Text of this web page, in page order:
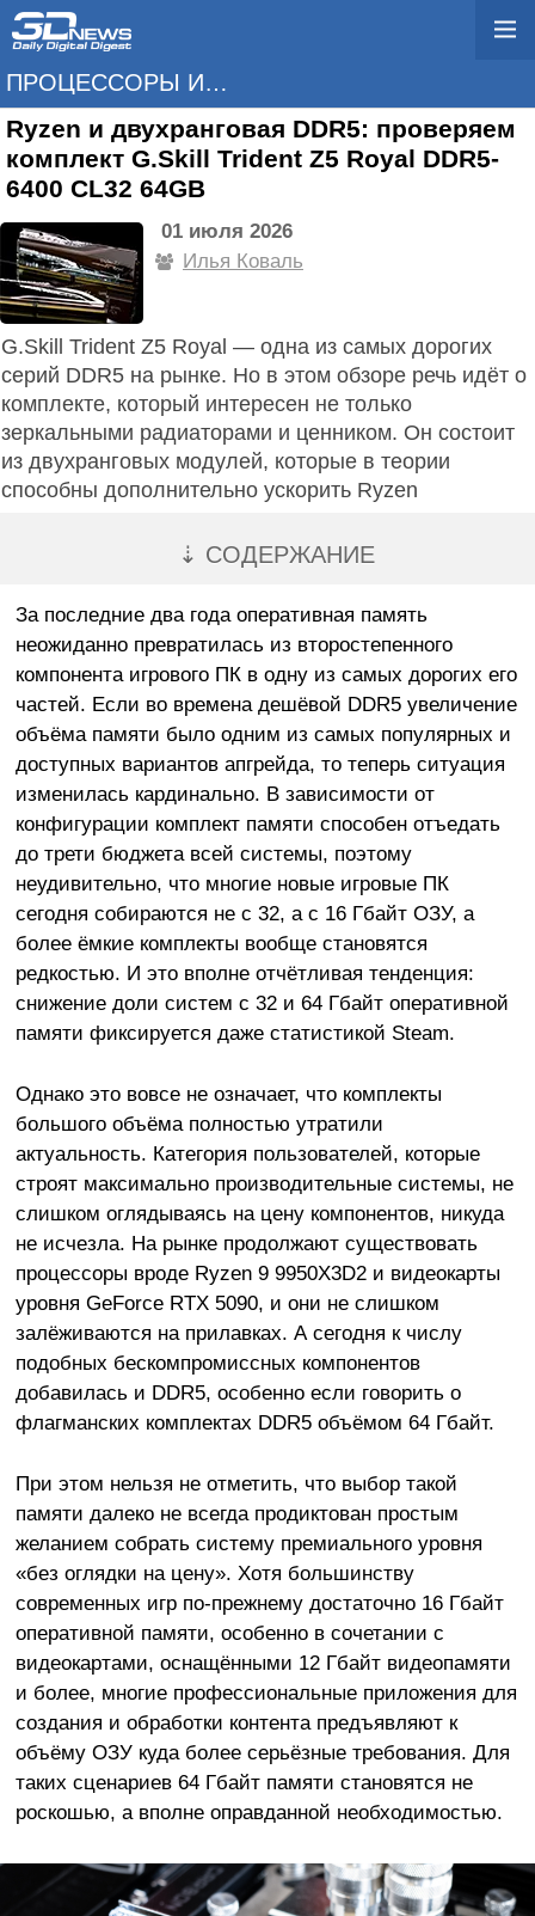
ПРОЦЕССОРЫ И ПАМЯТЬ
Ryzen и двухранговая DDR5: проверяем
комплект G.Skill Trident Z5 Royal DDR5-
6400 CL32 64GB
01 июля 2026
Илья Коваль
G.Skill Trident Z5 Royal — одна из самых дорогих
серий DDR5 на рынке. Но в этом обзоре речь идёт о
комплекте, который интересен не только
зеркальными радиаторами и ценником. Он состоит
из двухранговых модулей, которые в теории
способны дополнительно ускорить Ryzen
⇣ СОДЕРЖАНИЕ
За последние два года оперативная память
неожиданно превратилась из второстепенного
компонента игрового ПК в одну из самых дорогих его
частей. Если во времена дешёвой DDR5 увеличение
объёма памяти было одним из самых популярных и
доступных вариантов апгрейда, то теперь ситуация
изменилась кардинально. В зависимости от
конфигурации комплект памяти способен отъедать
до трети бюджета всей системы, поэтому
неудивительно, что многие новые игровые ПК
сегодня собираются не с 32, а с 16 Гбайт ОЗУ, а
более ёмкие комплекты вообще становятся
редкостью. И это вполне отчётливая тенденция:
снижение доли систем с 32 и 64 Гбайт оперативной
памяти фиксируется даже статистикой Steam.
Однако это вовсе не означает, что комплекты
большого объёма полностью утратили
актуальность. Категория пользователей, которые
строят максимально производительные системы, не
слишком оглядываясь на цену компонентов, никуда
не исчезла. На рынке продолжают существовать
процессоры вроде Ryzen 9 9950X3D2 и видеокарты
уровня GeForce RTX 5090, и они не слишком
залёживаются на прилавках. А сегодня к числу
подобных бескомпромиссных компонентов
добавилась и DDR5, особенно если говорить о
флагманских комплектах DDR5 объёмом 64 Гбайт.
При этом нельзя не отметить, что выбор такой
памяти далеко не всегда продиктован простым
желанием собрать систему премиального уровня
«без оглядки на цену». Хотя большинству
современных игр по-прежнему достаточно 16 Гбайт
оперативной памяти, особенно в сочетании с
видеокартами, оснащёнными 12 Гбайт видеопамяти
и более, многие профессиональные приложения для
создания и обработки контента предъявляют к
объёму ОЗУ куда более серьёзные требования. Для
таких сценариев 64 Гбайт памяти становятся не
роскошью, а вполне оправданной необходимостью.